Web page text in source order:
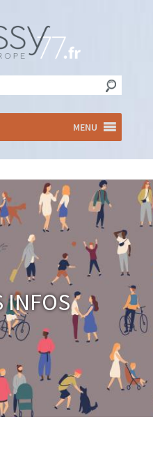
MENU
infos